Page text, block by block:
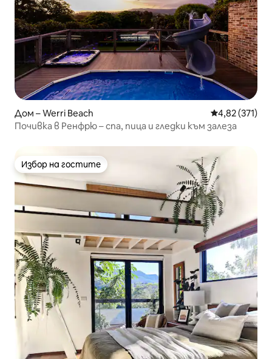
Дом – Werri Beach Средна
4,82 (371)
Почивка в Ренфрю – спа, пица и гледки към залеза
Избор на гостите
Избор на гостите